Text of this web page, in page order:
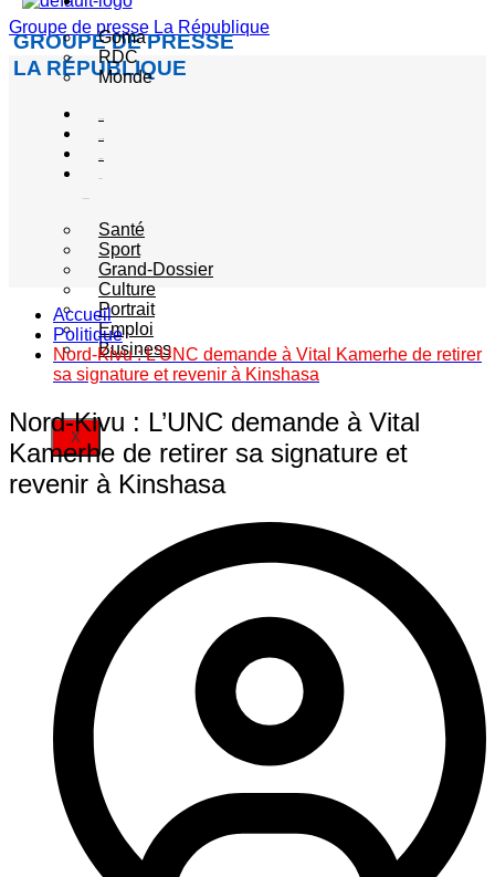
Groupe de presse La République
GROUPE DE PRESSE
LA RÉPUBLIQUE
Goma
RDC
Monde
Santé
Sport
Grand-Dossier
Culture
Portrait
Emploi
Business
X
Accueil
Politique
Nord-Kivu : L’UNC demande à Vital Kamerhe de retirer
sa signature et revenir à Kinshasa
Nord-Kivu : L’UNC demande à Vital
Kamerhe de retirer sa signature et
revenir à Kinshasa